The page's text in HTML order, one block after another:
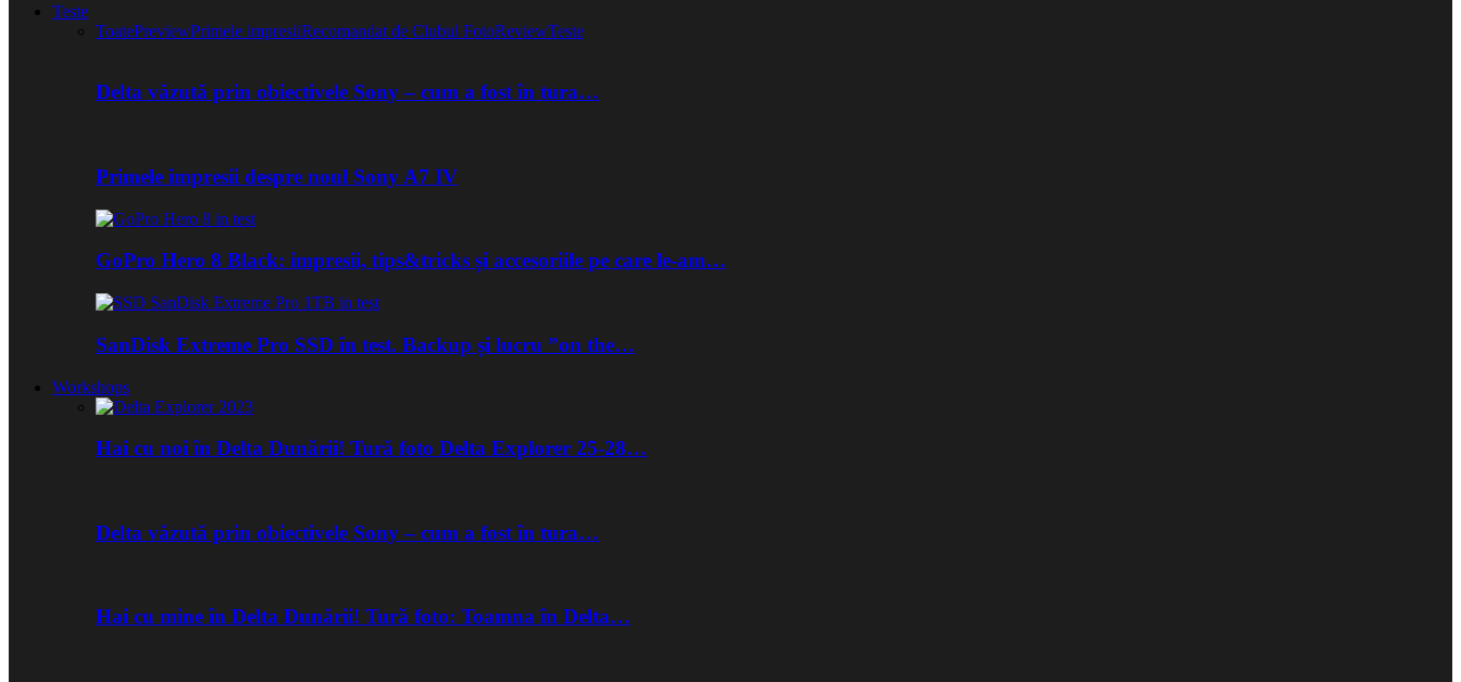
Teste
ToatePreviewPrimele impresiiRecomandat de Clubul FotoReviewTeste
Delta văzută prin obiectivele Sony – cum a fost în tura…
Primele impresii despre noul Sony A7 IV
GoPro Hero 8 Black: impresii, tips&tricks și accesoriile pe care le-am…
SanDisk Extreme Pro SSD în test. Backup și lucru ”on the…
Workshops
Hai cu noi în Delta Dunării! Tură foto Delta Explorer 25-28…
Delta văzută prin obiectivele Sony – cum a fost în tura…
Hai cu mine în Delta Dunării! Tură foto: Toamna în Delta…